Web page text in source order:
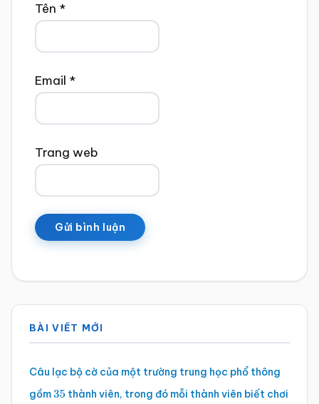
Tên *
Email *
Trang web
Sidebar
chính
BÀI VIẾT MỚI
Câu lạc bộ cờ của một trường trung học phổ thông
gồm35 thành viên, trong đó mỗi thành viên biết chơi